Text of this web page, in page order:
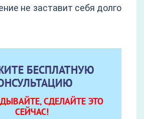
не заставит себя долго
БЕСПЛАТНУЮ
СДЕЛАЙТЕ ЭТО
СЕЙЧАС!